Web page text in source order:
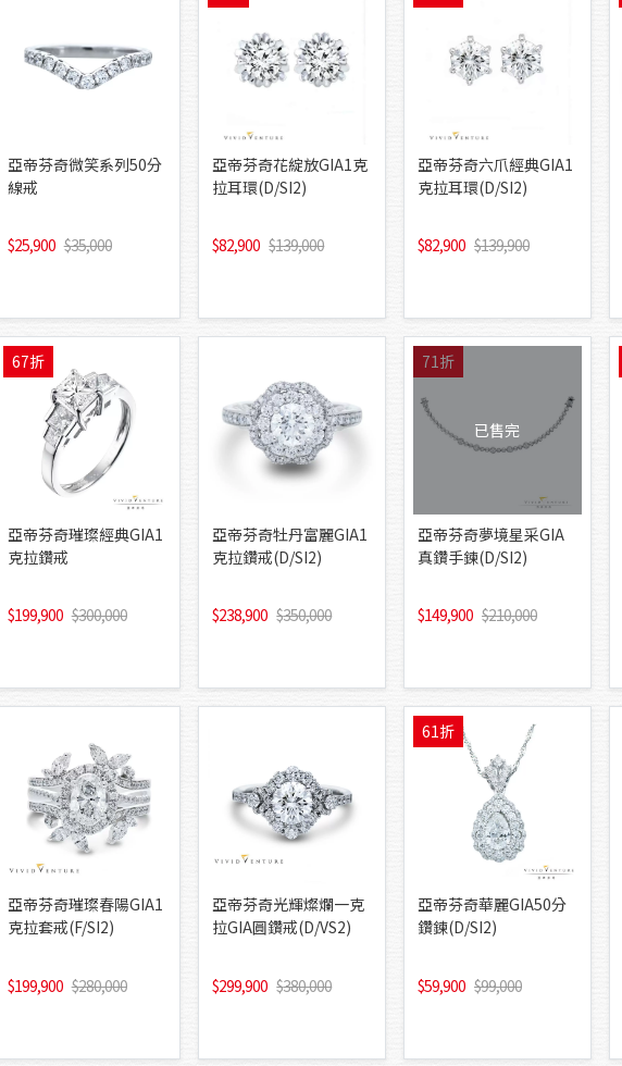
亞帝芬奇微笑系列50分
線戒
25,900 35,000
亞帝芬奇花綻放GIA1克
拉耳環(D/SI2)
82,900 139,000
亞帝芬奇六爪經典GIA1
克拉耳環(D/SI2)
82,900 139,900
67折
亞帝芬奇璀璨經典GIA1
克拉鑽戒
199,900 300,000
亞帝芬奇牡丹富麗GIA1
克拉鑽戒(D/SI2)
238,900 350,000
71折
已售完
亞帝芬奇夢境星采GIA
真鑽手鍊(D/SI2)
149,900 210,000
亞帝芬奇璀璨春陽GIA1
克拉套戒(F/SI2)
199,900 280,000
亞帝芬奇光輝燦爛一克
拉GIA圓鑽戒(D/VS2)
299,900 380,000
61折
亞帝芬奇華麗GIA50分
鑽鍊(D/SI2)
59,900 99,000